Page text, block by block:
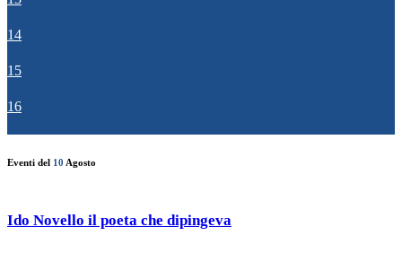
14
15
16
Eventi del 10 Agosto
Ido Novello il poeta che dipingeva